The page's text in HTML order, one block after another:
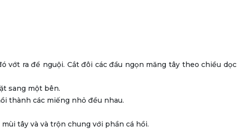
vớt ra để nguội. Cắt đôi các đầu ngọn măng tây theo chiều dọc
sang một bên.
thành các miếng nhỏ đều nhau.
tây và và trộn chung với phần cá hồi.